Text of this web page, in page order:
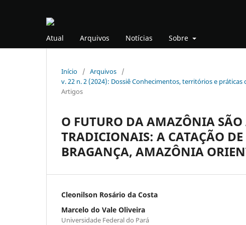
Atual Arquivos Notícias Sobre
Início / Arquivos
/
v. 22 n. 2 (2024): Dossiê Conhecimentos, territórios e
Artigos
O FUTURO DA AMAZÔNIA SÃO
TRADICIONAIS: A CATAÇÃO
BRAGANÇA, AMAZÔNIA
Cleonilson Rosário da Costa
Marcelo do Vale Oliveira
Universidade Federal do Pará